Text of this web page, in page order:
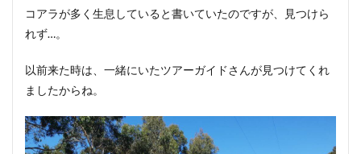
コアラが多く生息していると書いていたのですが、見つけら
れず…。
以前来た時は、一緒にいたツアーガイドさんが見つけてくれ
ましたからね。